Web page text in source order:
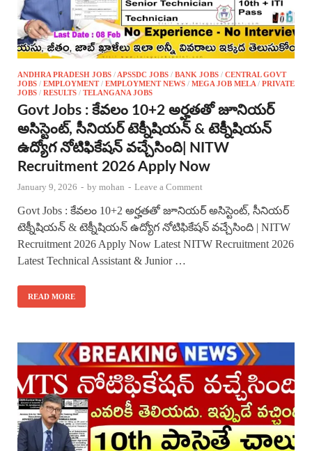
ANDHRA PRADESH JOBS / APSSDC JOBS / BANK JOBS / CENTRAL GOVT
JOBS / EMPLOYMENT/ EMPLOYMENT NEWS / MEGA JOB MELA / PRIVATE
JOBS / RESULTS / TELANGANA JOBS
Govt Jobs : కేవలం 10+2 అర్హతతో జూనియర్
అసిస్టెంట్, సీనియర్ టెక్నీషియన్ & టెక్నీషియన్
ఉద్యోగ నోటిఫికేషన్ వచ్చేసింది| NITW
Recruitment 2026 Apply Now
January 9, 2026 - by mohan - Leave a Comment
Govt Jobs : కేవలం 10+2 అర్హతతో జూనియర్ అసిస్టెంట్, సీనియర్
టెక్నీషియన్ & టెక్నీషియన్ ఉద్యోగ నోటిఫికేషన్ వచ్చేసింది | NITW
Recruitment 2026 Apply Now Latest NITW Recruitment 2026
Latest Technical Assistant & Junior …
READ MORE